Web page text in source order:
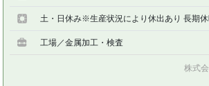
土・日休み※生産状況により休出あり 長期休
工場／金属加工・検査
株式